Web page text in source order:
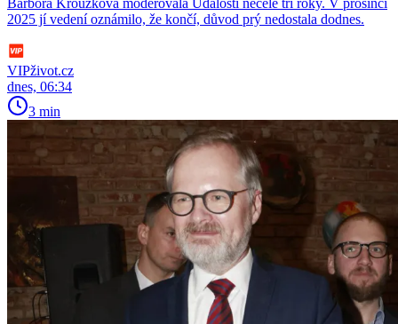
2025 jí vedení oznámilo, že končí, důvod prý nedostala dodnes.
VIPživot.cz
dnes, 06:34
3 min